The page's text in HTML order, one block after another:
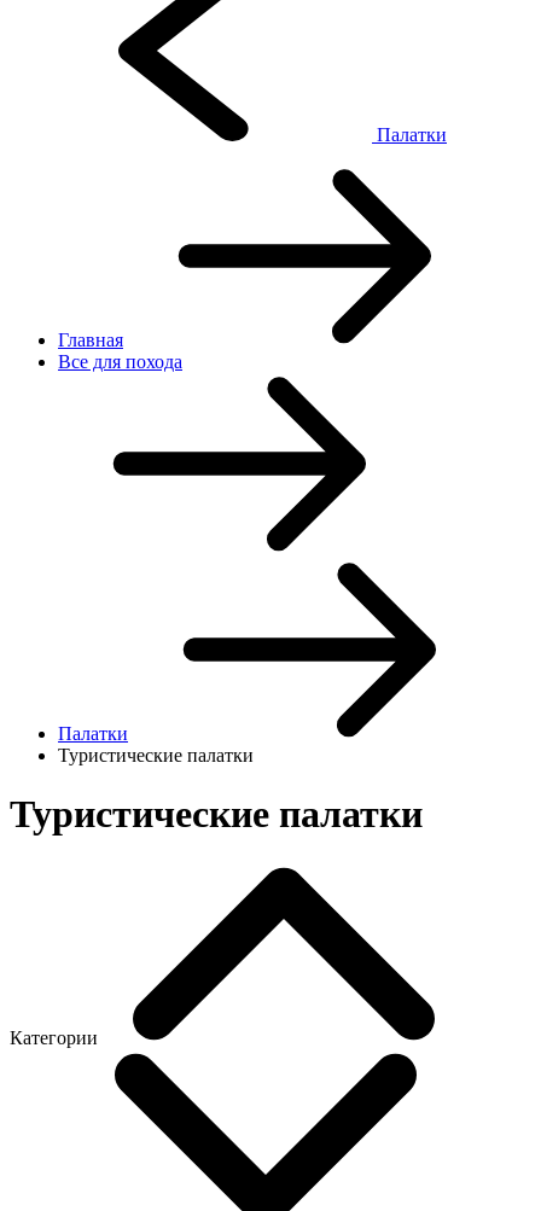
Палатки
Главная
Все для похода
Палатки
Туристические палатки
Туристические палатки
Категории